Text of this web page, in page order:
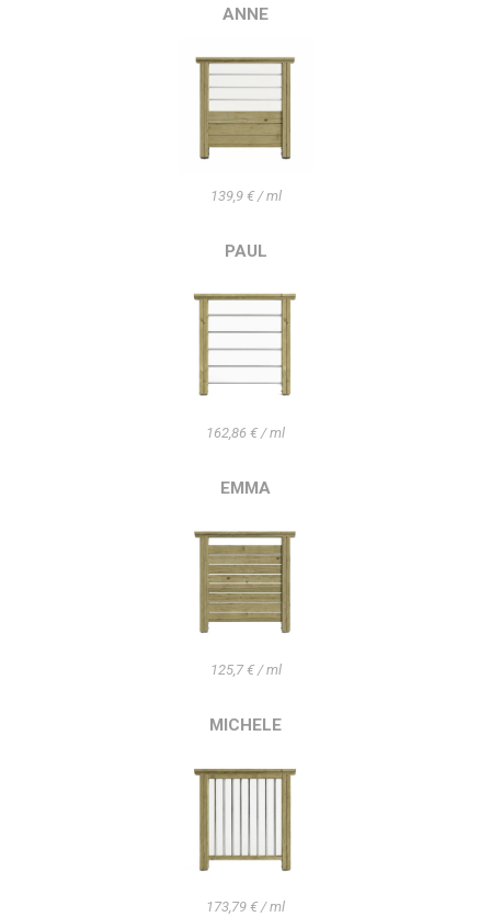
ANNE
139,9 € / ml
PAUL
162,86 € / ml
EMMA
125,7 € / ml
MICHELE
173,79 € / ml